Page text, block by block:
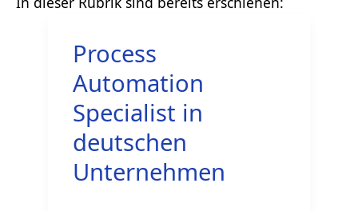
Process
Automation
Specialist in
deutschen
Unternehmen